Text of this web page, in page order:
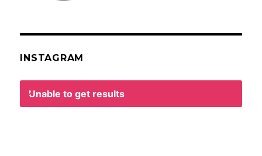
INSTAGRAM
Unable to get results